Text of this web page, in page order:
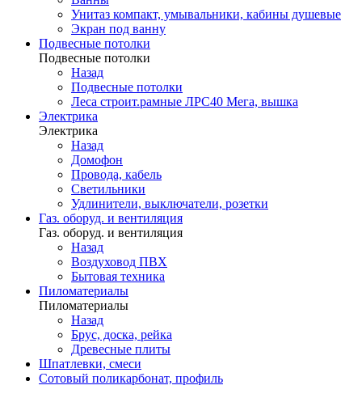
Унитаз компакт, умывальники, кабины душевые
Экран под ванну
Подвесные потолки
Подвесные потолки
Назад
Подвесные потолки
Леса строит.рамные ЛРС40 Мега, вышка
Электрика
Электрика
Назад
Домофон
Провода, кабель
Светильники
Удлинители, выключатели, розетки
Газ. оборуд. и вентиляция
Газ. оборуд. и вентиляция
Назад
Воздуховод ПВХ
Бытовая техника
Пиломатериалы
Пиломатериалы
Назад
Брус, доска, рейка
Древесные плиты
Шпатлевки, смеси
Сотовый поликарбонат, профиль